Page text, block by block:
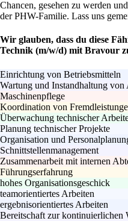
Chancen, gesehen zu werden
der PHW-Familie. Lass uns
Wir glauben, dass du diese
Technik (m/w/d) mit Bravour
Einrichtung von Betriebsmitteln
Wartung und Instandhaltung von
Maschinenpflege
Koordination von
Überwachung technischer
Planung technischer Projekte
Organisation und
Schnittstellenmanagement
Zusammenarbeit mit internen
Führungserfahrung
hohes Organisationsgeschick
teamorientiertes Arbeiten
ergebnisorientiertes Arbeiten
Bereitschaft zur kontinuierlichen